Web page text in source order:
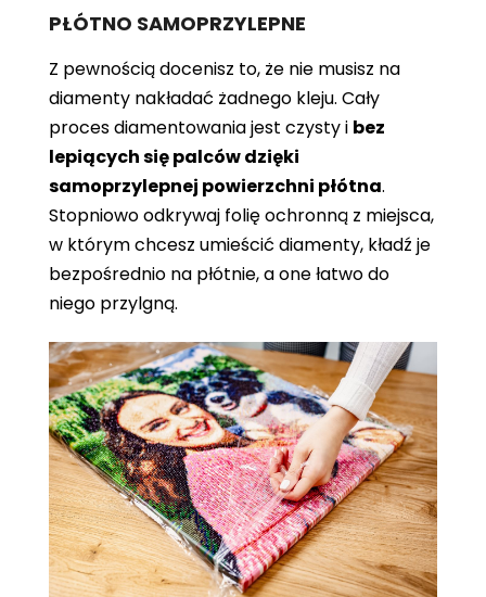
PŁÓTNO SAMOPRZYLEPNE
Z pewnością docenisz to, że nie musisz na
diamenty nakładać żadnego kleju. Cały
proces diamentowania jest czysty i bez
lepiących się palców dzięki
samoprzylepnej powierzchni płótna.
Stopniowo odkrywaj folię ochronną z miejsca,
w którym chcesz umieścić diamenty, kładź je
bezpośrednio na płótnie, a one łatwo do
niego przylgną.